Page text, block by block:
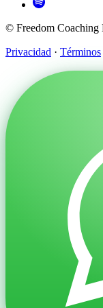
© Freedom Coaching
Privacidad · Términos